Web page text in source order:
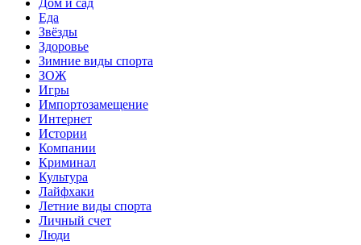
Еда
Звёзды
Здоровье
Зимние виды спорта
ЗОЖ
Игры
Импортозамещение
Интернет
Истории
Компании
Криминал
Культура
Лайфхаки
Летние виды спорта
Личный счет
Люди